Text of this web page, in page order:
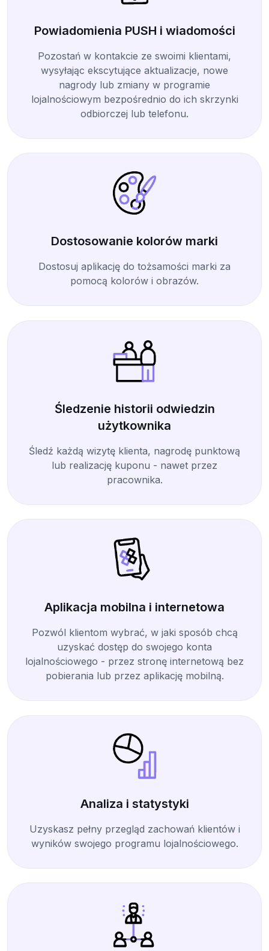
Powiadomienia PUSH i wiadomości
Pozostań w kontakcie ze swoimi klientami,
wysyłając ekscytujące aktualizacje, nowe
nagrody lub zmiany w programie
lojalnościowym bezpośrednio do ich skrzynki
odbiorczej lub telefonu.
Dostosowanie kolorów marki
Dostosuj aplikację do tożsamości marki za
pomocą kolorów i obrazów.
Śledzenie historii odwiedzin
użytkownika
Śledź każdą wizytę klienta, nagrodę punktową
lub realizację kuponu - nawet przez
pracownika.
Aplikacja mobilna i internetowa
Pozwól klientom wybrać, w jaki sposób chcą
uzyskać dostęp do swojego konta
lojalnościowego - przez stronę internetową bez
pobierania lub przez aplikację mobilną.
Analiza i statystyki
Uzyskasz pełny przegląd zachowań klientów i
wyników swojego programu lojalnościowego.